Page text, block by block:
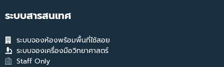
ระบบสารสนเทศ
ระบบจองห้องพร้อมพื้นที่ใช้สอย
ระบบจองเครื่องมือวิทยาศาสตร์
Staff Only